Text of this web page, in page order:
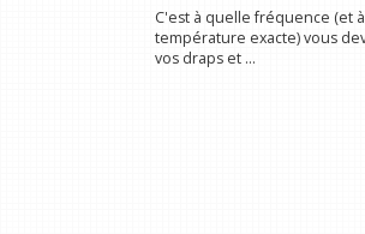
C'est à quelle fréquence (et
température exacte) vous
vos draps et ...